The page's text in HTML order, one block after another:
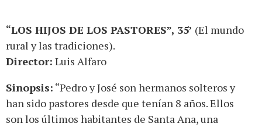
“LOS HIJOS DE LOS PASTORES”, 35’ (El mundo
rural y las tradiciones).
Director: Luis Alfaro
Sinopsis: “Pedro y José son hermanos solteros y
han sido pastores desde que tenían 8 años. Ellos
son los últimos habitantes de Santa Ana, una